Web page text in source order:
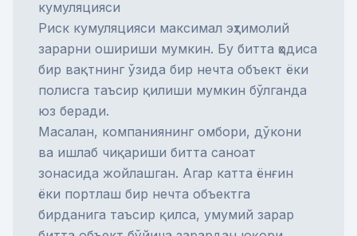
кумуляцияси
Риск кумуляцияси максимал эҳтимолий
зарарни ошириши мумкин. Бу битта ҳодиса
бир вақтнинг ўзида бир нечта объект ёки
полисга таъсир қилиши мумкин бўлганда
юз беради.
Масалан, компаниянинг омбори, дўкони
ва ишлаб чиқариши битта саноат
зонасида жойлашган. Агар катта ёнғин
ёки портлаш бир нечта объектга
бирданига таъсир қилса, умумий зарар